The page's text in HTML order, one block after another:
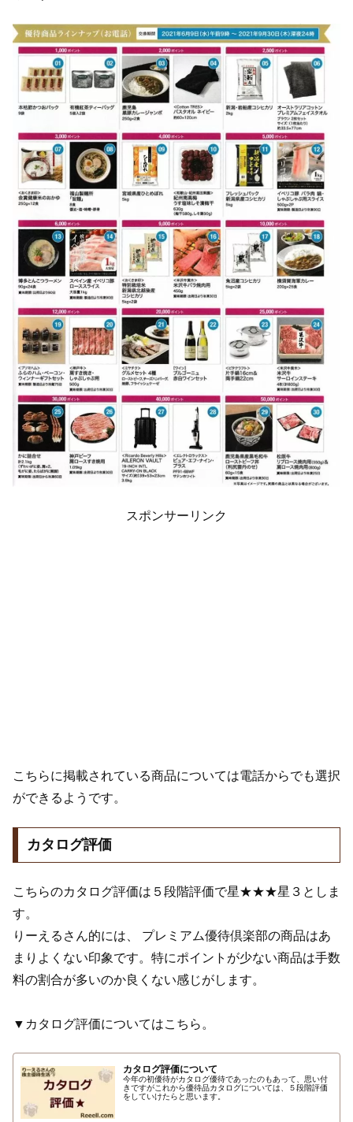
スポンサーリンク
こちらに掲載されている商品については電話からでも選択
ができるようです。
カタログ評価
こちらのカタログ評価は５段階評価で星★★★星３としま
す。
りーえるさん的には、 プレミアム優待倶楽部の商品はあ
まりよくない印象です。特にポイントが少ない商品は手数
料の割合が多いのか良くない感じがします。
▼カタログ評価についてはこちら。
カタログ評価について
今年の初優待がカタログ優待であったのもあって、思い付
きですがこれから優待品カタログについては、５段階評価
をしていけたらと思います。